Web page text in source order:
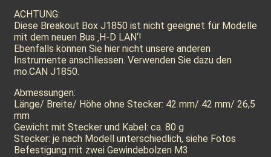
ACHTUNG:
Diese Breakout Box J1850 ist nicht geeignet für Modelle
mit dem neuen Bus ‚H-D LAN‘!
Ebenfalls können Sie hier nicht unsere anderen
Instrumente anschliessen. Verwenden Sie dazu den
mo.CAN J1850.
Abmessungen:
Länge/ Breite/ Höhe ohne Stecker: 42 mm/ 42 mm/ 26,5
mm
Gewicht mit Stecker und Kabel: ca. 80 g
Stecker: je nach Modell unterschiedlich, siehe Fotos
Befestigung mit zwei Gewindebolzen M3